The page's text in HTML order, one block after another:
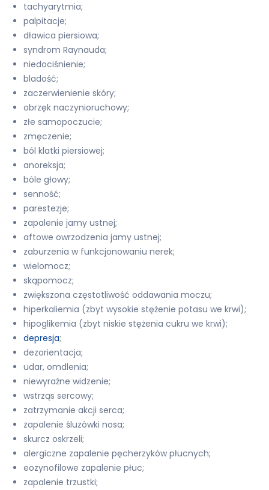
tachyarytmia;
palpitacje;
dławica piersiowa;
syndrom Raynauda;
niedociśnienie;
bladość;
zaczerwienienie skóry;
obrzęk naczynioruchowy;
złe samopoczucie;
zmęczenie;
ból klatki piersiowej;
anoreksja;
bóle głowy;
senność;
parestezje;
zapalenie jamy ustnej;
aftowe owrzodzenia jamy ustnej;
zaburzenia w funkcjonowaniu nerek;
wielomocz;
skąpomocz;
zwiększona częstotliwość oddawania moczu;
hiperkaliemia (zbyt wysokie stężenie potasu we krwi);
hipoglikemia (zbyt niskie stężenia cukru we krwi);
depresja;
dezorientacja;
udar, omdlenia;
niewyraźne widzenie;
wstrząs sercowy;
zatrzymanie akcji serca;
zapalenie śluzówki nosa;
skurcz oskrzeli;
alergiczne zapalenie pęcherzyków płucnych;
eozynofilowe zapalenie płuc;
zapalenie trzustki;